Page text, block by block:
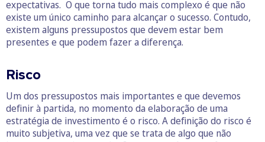
expectativas. O que torna tudo mais complexo é que não
existe um único caminho para alcançar o sucesso. Contudo,
existem alguns pressupostos que devem estar bem
presentes e que podem fazer a diferença.
Risco
Um dos pressupostos mais importantes e que devemos
definir à partida, no momento da elaboração de uma
estratégia de investimento é o risco. A definição do risco é
muito subjetiva, uma vez que se trata de algo que não